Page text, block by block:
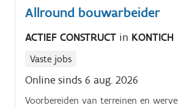
Allround bouwarbeider
ACTIEF CONSTRUCT in KONTICH
Vaste jobs
Online sinds 6 aug. 2026
Voorbereiden van terreinen en